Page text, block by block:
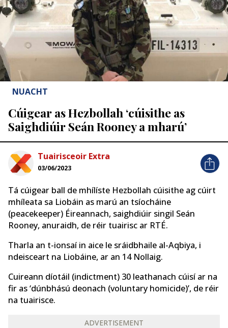
NUACHT
Cúigear as Hezbollah ‘cúisithe as
Saighdiúir Seán Rooney a mharú’
Tuairisceoir Extra
03/06/2023
Tá cúigear ball de mhílíste Hezbollah cúisithe ag cúirt
mhíleata sa Liobáin as marú an tsíocháine
(peacekeeper) Éireannach, saighdiúir singil Seán
Rooney, anuraidh, de réir tuairisc ar RTÉ.
Tharla an t-ionsaí in aice le sráidbhaile al-Aqbiya, i
ndeisceart na Liobáine, ar an 14 Nollaig.
Cuireann díotáil (indictment) 30 leathanach cúisí ar na
fir as ‘dúnbhású deonach (voluntary homicide)’, de réir
na tuairisce.
ADVERTISEMENT